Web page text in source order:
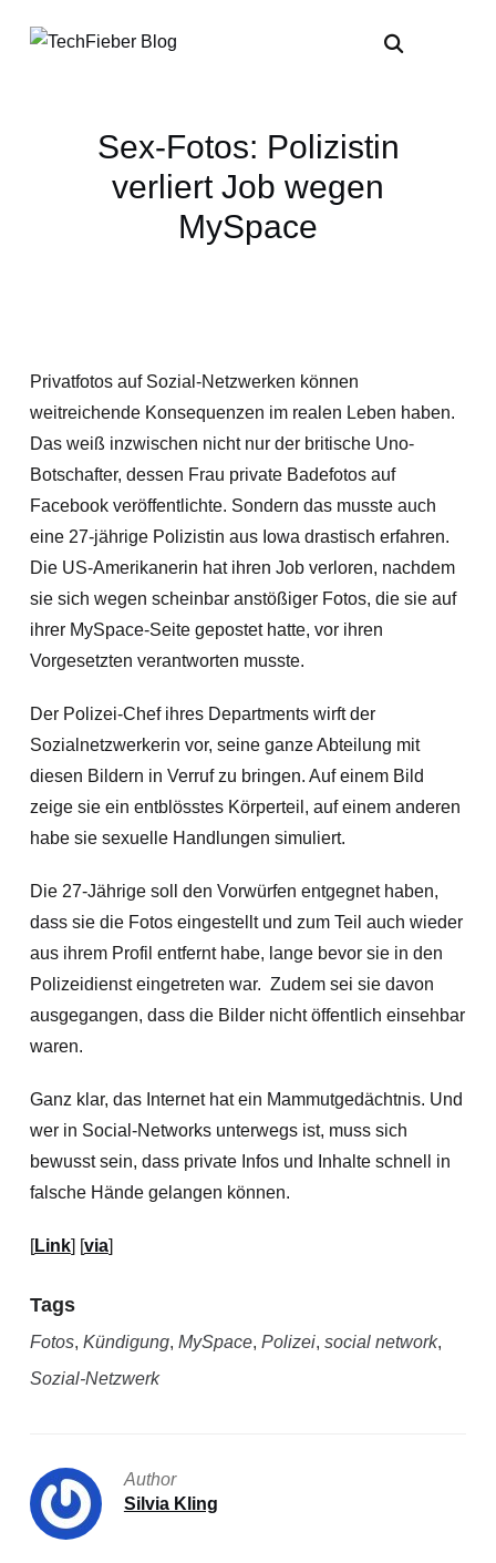
Sex-Fotos: Polizistin
verliert Job wegen
MySpace
Privatfotos auf Sozial-Netzwerken können
weitreichende Konsequenzen im realen Leben haben.
Das weiß inzwischen nicht nur der britische Uno-
Botschafter, dessen Frau private Badefotos auf
Facebook veröffentlichte. Sondern das musste auch
eine 27-jährige Polizistin aus Iowa drastisch erfahren.
Die US-Amerikanerin hat ihren Job verloren, nachdem
sie sich wegen scheinbar anstößiger Fotos, die sie auf
ihrer MySpace-Seite gepostet hatte, vor ihren
Vorgesetzten verantworten musste.
Der Polizei-Chef ihres Departments wirft der
Sozialnetzwerkerin vor, seine ganze Abteilung mit
diesen Bildern in Verruf zu bringen. Auf einem Bild
zeige sie ein entblösstes Körperteil, auf einem anderen
habe sie sexuelle Handlungen simuliert.
Die 27-Jährige soll den Vorwürfen entgegnet haben,
dass sie die Fotos eingestellt und zum Teil auch wieder
aus ihrem Profil entfernt habe, lange bevor sie in den
Polizeidienst eingetreten war. Zudem sei sie davon
ausgegangen, dass die Bilder nicht öffentlich einsehbar
waren.
Ganz klar, das Internet hat ein Mammutgedächtnis. Und
wer in Social-Networks unterwegs ist, muss sich
bewusst sein, dass private Infos und Inhalte schnell in
falsche Hände gelangen können.
[Link] [via]
Tags
Fotos, Kündigung, MySpace, Polizei, social network,
Sozial-Netzwerk
Author
Silvia Kling